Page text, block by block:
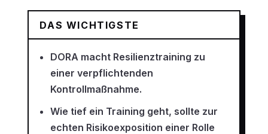
DAS WICHTIGSTE
DORA macht Resilienztraining zu
einer verpflichtenden
Kontrollmaßnahme.
Wie tief ein Training geht, sollte zur
echten Risikoexposition einer Rolle